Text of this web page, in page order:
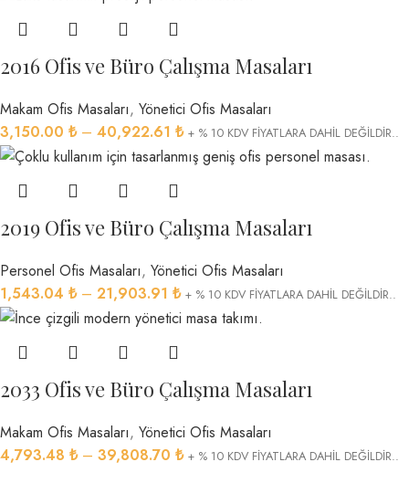
2016 Ofis ve Büro Çalışma Masaları
Makam Ofis Masaları, Yönetici Ofis Masaları
3,150.00 ₺ – 40,922.61 ₺ + % 10 KDV FİYATLARA DAHİL DEĞİLDİR..
2019 Ofis ve Büro Çalışma Masaları
Personel Ofis Masaları, Yönetici Ofis Masaları
1,543.04 ₺ – 21,903.91 ₺ + % 10 KDV FİYATLARA DAHİL DEĞİLDİR..
2033 Ofis ve Büro Çalışma Masaları
Makam Ofis Masaları, Yönetici Ofis Masaları
4,793.48 ₺ – 39,808.70 ₺ + % 10 KDV FİYATLARA DAHİL DEĞİLDİR..